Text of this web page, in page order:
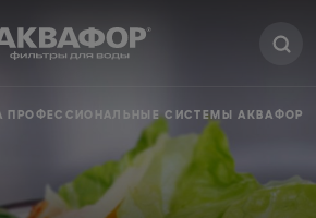
ПРОФЕССИОНАЛЬНЫЕ СИСТЕМЫ АКВАФОР